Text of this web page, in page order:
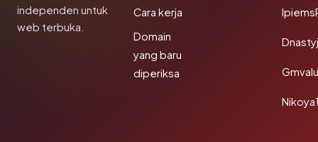
independen untuk
web terbuka.
Cara kerja
Domain
yang baru
diperiksa